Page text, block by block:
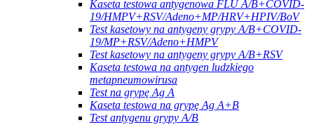
Kaseta testowa antygenowa FLU A/B+COVID-
19/HMPV+RSV/Adeno+MP/HRV+HPIV/BoV
Test kasetowy na antygeny grypy A/B+COVID-
19/MP+RSV/Adeno+HMPV
Test kasetowy na antygeny grypy A/B+RSV
Kaseta testowa na antygen ludzkiego
metapneumowirusa
Test na grypę Ag A
Kaseta testowa na grypę Ag A+B
Test antygenu grypy A/B